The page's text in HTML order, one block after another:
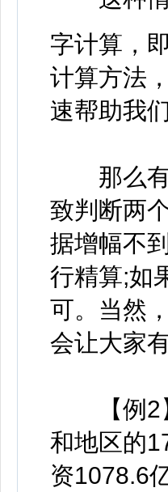
字计算，即
计算方法
速帮助我
那么有
致判断两
据增幅不
行精算;如
可。当然
会让大家
【例2】
和地区的
资1078.6